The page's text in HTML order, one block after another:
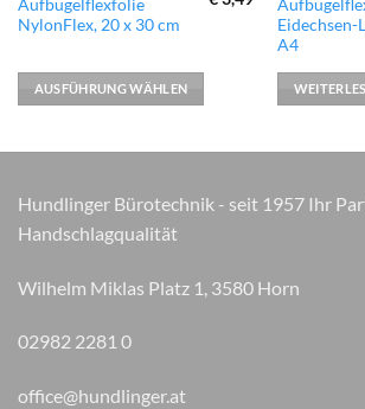
Aufbügelflexfolie
NylonFlex, 20 x 30 cm
AUSFÜHRUNG WÄHLEN
Produkt
mehrere
Varianten
Die
können
auf
gewählt
Eidechsen-
A4
Hundlinger Bürotechnik - seit 1957 Ihr
Handschlagqualität
Wilhelm Miklas Platz 1, 3580 Horn
02982 2281 0
office@hundlinger.at